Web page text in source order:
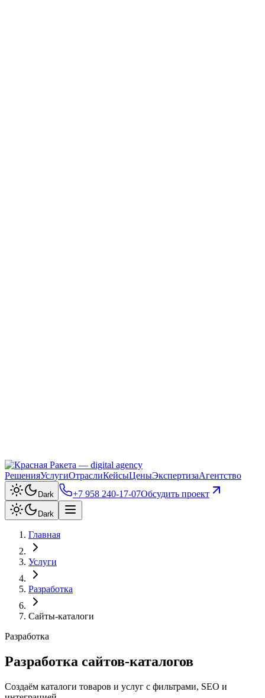
РешенияУслугиОтраслиКейсыЦеныЭкспертизаАгентство
Dark +7 958 240‑17‑07Обсудить проект
Dark
Главная
Услуги
Разработка
Сайты-каталоги
Разработка
Разработка сайтов-каталогов
Создаём каталоги товаров и услуг с фильтрами, SEO и